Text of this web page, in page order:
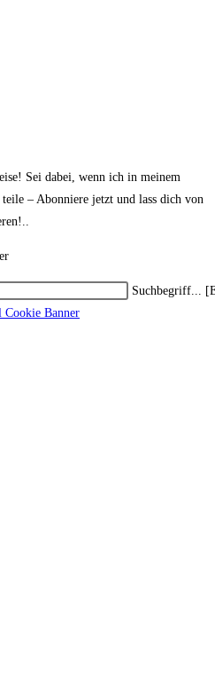
Sei dabei, wenn ich in meinem
– Abonniere jetzt und lass dich von
Suchbegriff...
Cookie Banner